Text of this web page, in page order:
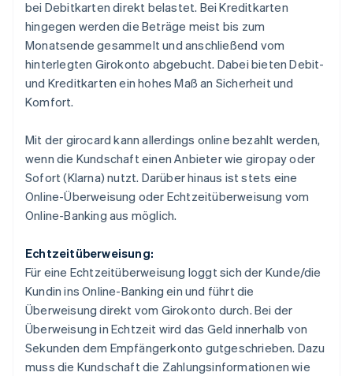
bei Debitkarten direkt belastet. Bei Kreditkarten
hingegen werden die Beträge meist bis zum
Monatsende gesammelt und anschließend vom
hinterlegten Girokonto abgebucht. Dabei bieten Debit-
und Kreditkarten ein hohes Maß an Sicherheit und
Komfort.
Mit der girocard kann allerdings online bezahlt werden,
wenn die Kundschaft einen Anbieter wie giropay oder
Sofort (Klarna) nutzt. Darüber hinaus ist stets eine
Online-Überweisung oder Echtzeitüberweisung vom
Online-Banking aus möglich.
Echtzeitüberweisung:
Für eine Echtzeitüberweisung loggt sich der Kunde/die
Kundin ins Online-Banking ein und führt die
Überweisung direkt vom Girokonto durch. Bei der
Überweisung in Echtzeit wird das Geld innerhalb von
Sekunden dem Empfängerkonto gutgeschrieben. Dazu
muss die Kundschaft die Zahlungsinformationen wie